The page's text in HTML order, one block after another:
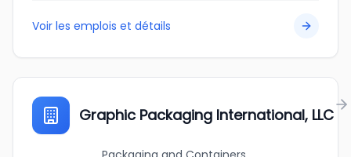
Voir les emplois et détails
Graphic Packaging International, LLC